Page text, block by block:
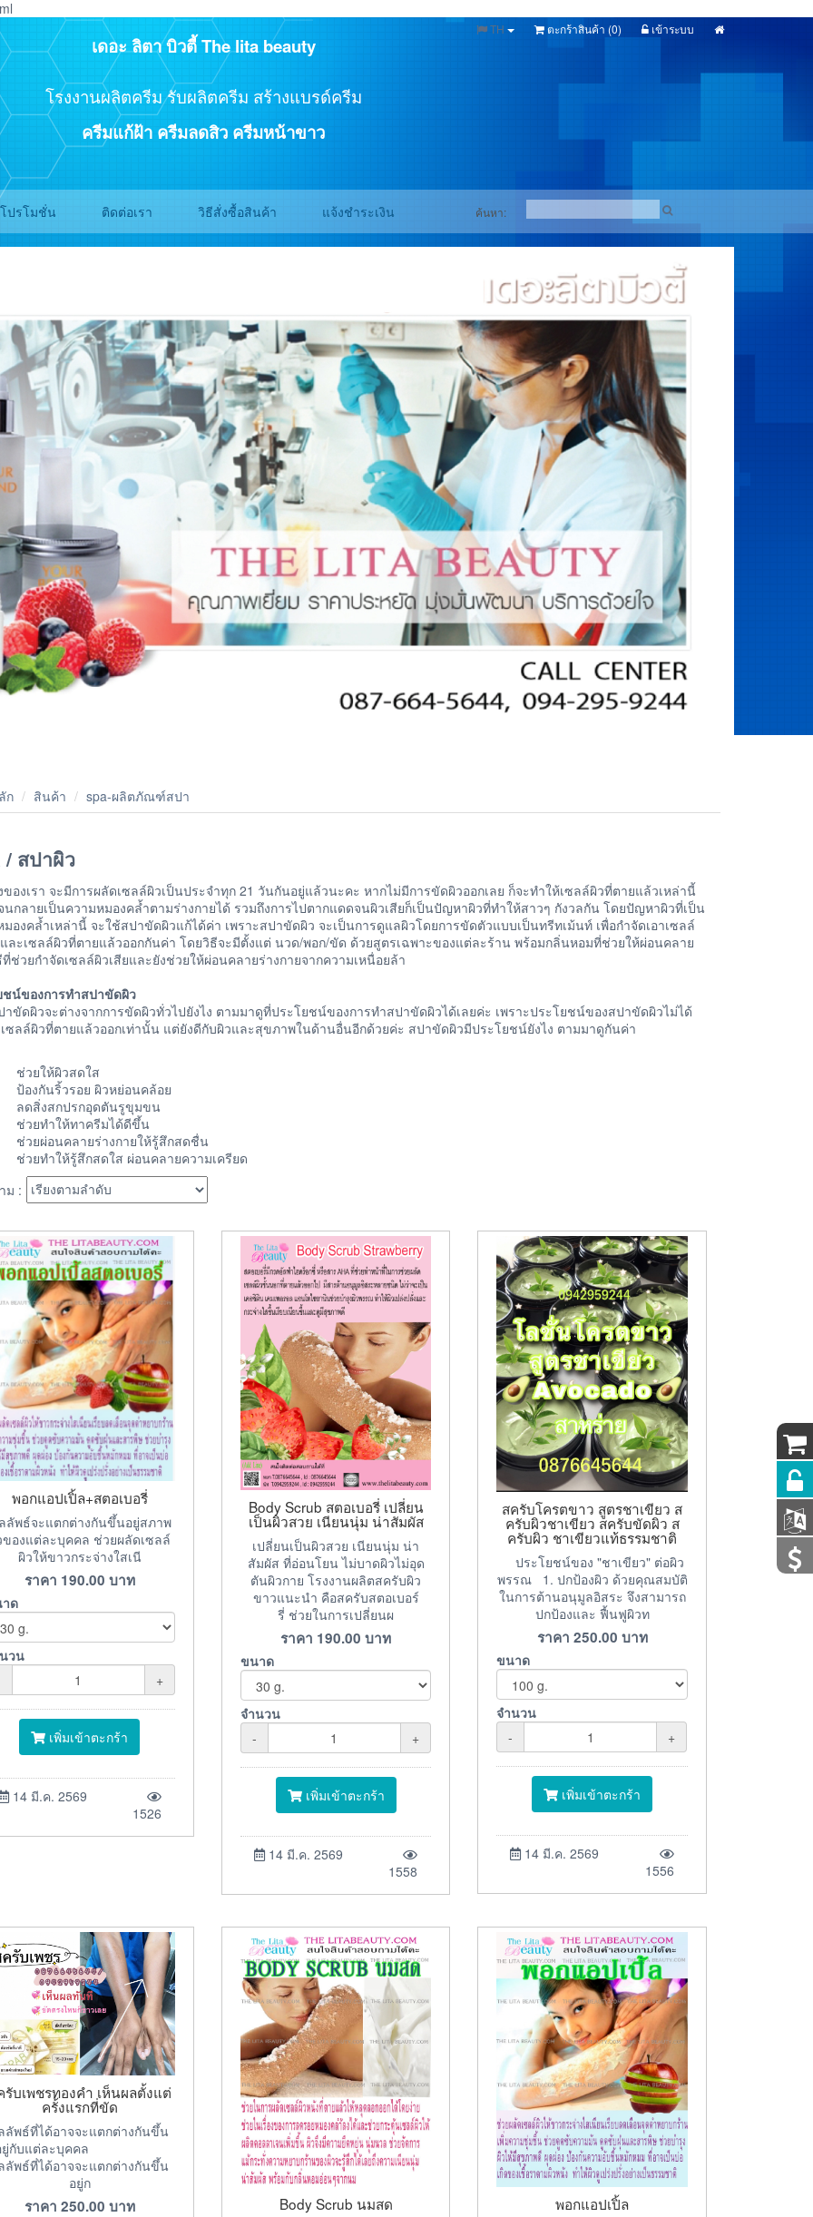
เข้าระบบ
ตะกร้าสินค้า (0)
TH
เดอะ ลิตา บิวตี้The lita beauty
โรงงานผลิตครีม รับผลิตครีม สร้างแบรด์ครีม
ครีมแก้ฝ้า ครีมลดสิว ครีมหน้าขาว
โปรโมชั่น ติดต่อเรา วิธีสั่งซื้อสินค้า แจ้งชำระเงิน ค้นหา:
ก สินค้า spa-ผลิตภัณฑ์สปา
/ สปาผิว
องเรา จะมีการผลัดเซลล์ผิวเป็นประจำทุก 21 วันกันอยู่แล้วนะคะ หากไม่มีการขัดผิวออกเลย ก็จะทำให้เซลล์ผิวที่ตายแล้วเหล่านี้
กลายเป็นความหมองคล้ำตามร่างกายได้ รวมถึงการไปตากแดดจนผิวเสียก็เป็นปัญหาผิวที่ทำให้สาวๆ กังวลกัน โดยปัญหาผิวที่เป็น
องคล้ำเหล่านี้ จะใช้สปาขัดผิวแก้ได้ค่า เพราะสปาขัดผิว จะเป็นการดูแลผิวโดยการขัดตัวแบบเป็นทรีทเม้นท์ เพื่อกำจัดเอาเซลล์
ละเซลล์ผิวที่ตายแล้วออกกันค่า โดยวิธีจะมีตั้งแต่ นวด/พอก/ขัด ด้วยสูตรเฉพาะของแต่ละร้าน พร้อมกลิ่นหอมที่ช่วยให้ผ่อนคลาย
ช่วยกำจัดเซลล์ผิวเสียและยังช่วยให้ผ่อนคลายร่างกายจากความเหนื่อยล้า
ชน์ของการทำสปาขัดผิว
ขัดผิวจะต่างจากการขัดผิวทั่วไปยังไง ตามมาดูที่ประโยชน์ของการทำสปาขัดผิวได้เลยค่ะ เพราะประโยชน์ของสปาขัดผิวไม่ได้
ซลล์ผิวที่ตายแล้วออกเท่านั้น แต่ยังดีกับผิวและสุขภาพในด้านอื่นอีกด้วยค่ะ สปาขัดผิวมีประโยชน์ยังไง ตามมาดูกันค่า
ช่วยให้ผิวสดใส
ป้องกันริ้วรอย ผิวหย่อนคล้อย
ลดสิ่งสกปรกอุดตันรูขุมขน
ช่วยทำให้ทาครีมได้ดีขึ้น
ช่วยผ่อนคลายร่างกายให้รู้สึกสดชื่น
ช่วยทำให้รู้สึกสดใส ผ่อนคลายความเครียด
ม :
พอกแอปเปิ้ล+สตอเบอรี่
ลัพธ์จะแตกต่างกันขึ้นอยู่สภาพ
ของแต่ละบุคคล ช่วยผลัดเซลล์
ผิวให้ขาวกระจ่างใสเนี
ราคา 190.00 บาท
ด
วน
+
เพิ่มเข้าตะกร้า
14 มี.ค. 2569
1526
Body Scrub สตอเบอรี่ เปลี่ยน
เป็นผิวสวย เนียนนุ่ม น่าสัมผัส
เปลี่ยนเป็นผิวสวย เนียนนุ่ม น่า
สัมผัส ที่อ่อนโยน ไม่บาดผิวไม่อุด
ตันผิวกาย โรงงานผลิตสครับผิว
ขาวแนะนำ คือสครับสตอเบอร์
รี่ ช่วยในการเปลี่ยนผ
ราคา 190.00 บาท
ขนาด
จำนวน
-
+
เพิ่มเข้าตะกร้า
14 มี.ค. 2569
1558
สครับโครตขาว สูตรชาเขียว ส
ครับผิวชาเขียว สครับขัดผิว ส
ครับผิว ชาเขียวแท้ธรรมชาติ
ประโยชน์ของ "ชาเขียว" ต่อผิว
พรรณ 1. ปกป้องผิว ด้วยคุณสมบัติ
ในการต้านอนุมูลอิสระ จึงสามารถ
ปกป้องและ ฟื้นฟูผิวท
ราคา 250.00 บาท
ขนาด
จำนวน
-
+
เพิ่มเข้าตะกร้า
14 มี.ค. 2569
1556
รับเพชรทองคำ เห็นผลตั้งแต่
ครั้งแรกที่ขัด
ลัพธ์ที่ได้อาจจะแตกต่างกันขึ้น
ยู่กับแต่ละบุคคล
ลัพธ์ที่ได้อาจจะแตกต่างกันขึ้น
อยู่ก
ราคา 250.00 บาท Body Scrub นมสด พอกแอปเปิ้ล